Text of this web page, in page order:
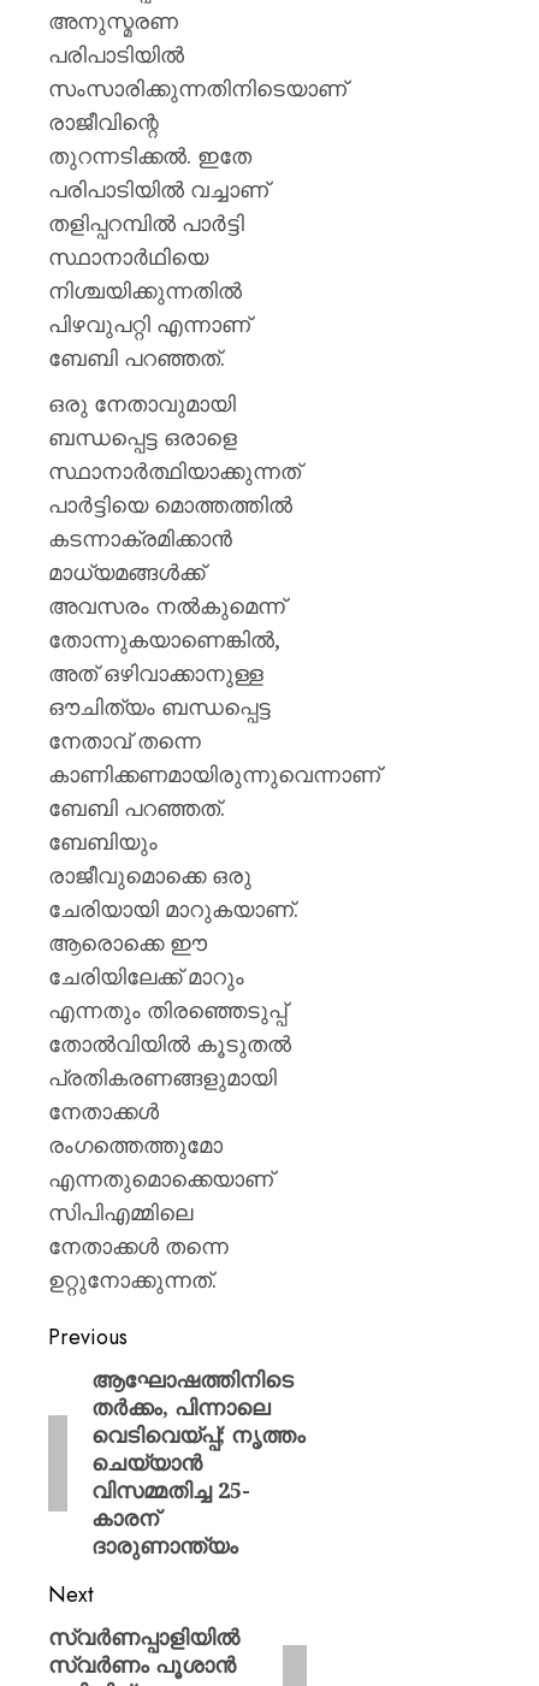
അനുസ്മരണ
പരിപാടിയിൽ
സംസാരിക്കുന്നതിനിടെയാണ്
രാജീവിന്റെ
തുറന്നടിക്കല്‍. ഇതേ
പരിപാടിയില്‍ വച്ചാണ്
തളിപ്പറമ്പില്‍ പാര്‍ട്ടി
സ്ഥാനാര്‍ഥിയെ
നിശ്ചയിക്കുന്നതില്‍
പിഴവുപറ്റി എന്നാണ്
ബേബി പറഞ്ഞത്.
ഒരു നേതാവുമായി
ബന്ധപ്പെട്ട ഒരാളെ
സ്ഥാനാർത്ഥിയാക്കുന്നത്
പാർട്ടിയെ മൊത്തത്തിൽ
കടന്നാക്രമിക്കാൻ
മാധ്യമങ്ങൾക്ക്
അവസരം നൽകുമെന്ന്
തോന്നുകയാണെങ്കിൽ,
അത് ഒഴിവാക്കാനുള്ള
ഔചിത്യം ബന്ധപ്പെട്ട
നേതാവ് തന്നെ
കാണിക്കണമായിരുന്നുവെന്നാണ്
ബേബി പറഞ്ഞത്.
ബേബിയും
രാജീവുമൊക്കെ ഒരു
ചേരിയായി മാറുകയാണ്.
ആരൊക്കെ ഈ
ചേരിയിലേക്ക് മാറും
എന്നതും തിരഞ്ഞെടുപ്പ്
തോല്‍വിയില്‍ കൂടുതല്‍
പ്രതികരണങ്ങളുമായി
നേതാക്കള്‍
രംഗത്തെത്തുമോ
എന്നതുമൊക്കെയാണ്
സിപിഎമ്മിലെ
നേതാക്കള്‍ തന്നെ
ഉറ്റുനോക്കുന്നത്.
Previous
ആഘോഷത്തിനിടെ
തർക്കം, പിന്നാലെ
വെടിവെയ്പ്പ്; നൃത്തം
ചെയ്യാൻ
വിസമ്മതിച്ച 25-
കാരന്
ദാരുണാന്ത്യം
Next
സ്വര്‍ണപ്പാളിയില്‍
സ്വര്‍ണം പൂശാന്‍